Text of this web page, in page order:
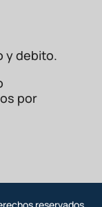
y debito.
por